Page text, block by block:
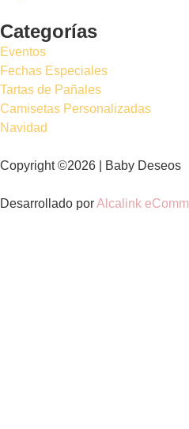
Categorías
Eventos
Fechas Especiales
Tartas de Pañales
Camisetas Personalizadas
Navidad
Copyright ©2026 | Baby Deseos
Desarrollado porAlcalink